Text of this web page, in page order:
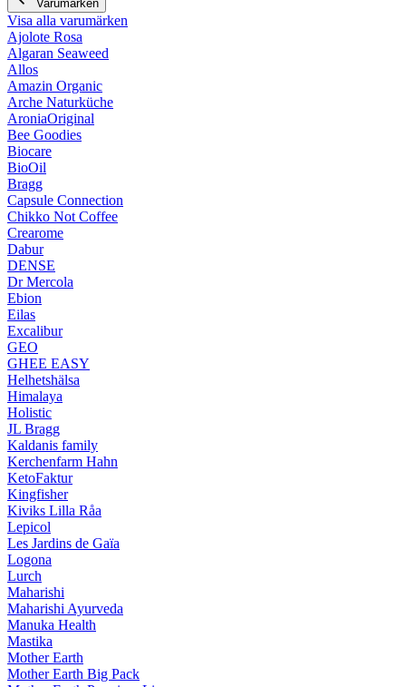
Varumärken
Visa alla varumärken
Ajolote Rosa
Algaran Seaweed
Allos
Amazin Organic
Arche Naturküche
AroniaOriginal
Bee Goodies
Biocare
BioOil
Bragg
Capsule Connection
Chikko Not Coffee
Crearome
Dabur
DENSE
Dr Mercola
Ebion
Eilas
Excalibur
GEO
GHEE EASY
Helhetshälsa
Himalaya
Holistic
JL Bragg
Kaldanis family
Kerchenfarm Hahn
KetoFaktur
Kingfisher
Kiviks Lilla Råa
Lepicol
Les Jardins de Gaïa
Logona
Lurch
Maharishi
Maharishi Ayurveda
Manuka Health
Mastika
Mother Earth
Mother Earth Big Pack